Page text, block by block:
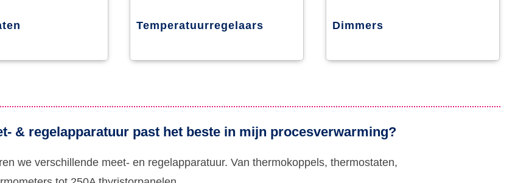
Temperatuurregelaars Dimmers
& regelapparatuur past het beste in mijn procesverwarming?
we verschillende meet- en regelapparatuur. Van thermokoppels, thermostaten,